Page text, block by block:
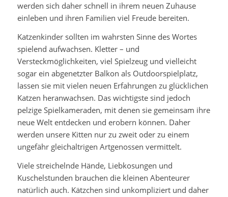
werden sich daher schnell in ihrem neuen Zuhause
einleben und ihren Familien viel Freude bereiten.
Katzenkinder sollten im wahrsten Sinne des Wortes
spielend aufwachsen. Kletter – und
Versteckmöglichkeiten, viel Spielzeug und vielleicht
sogar ein abgenetzter Balkon als Outdoorspielplatz,
lassen sie mit vielen neuen Erfahrungen zu glücklichen
Katzen heranwachsen. Das wichtigste sind jedoch
pelzige Spielkameraden, mit denen sie gemeinsam ihre
neue Welt entdecken und erobern können. Daher
werden unsere Kitten nur zu zweit oder zu einem
ungefähr gleichaltrigen Artgenossen vermittelt.
Viele streichelnde Hände, Liebkosungen und
Kuschelstunden brauchen die kleinen Abenteurer
natürlich auch. Kätzchen sind unkompliziert und daher